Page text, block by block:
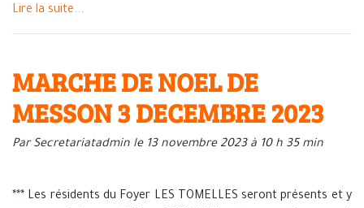
Lire la suite...
MARCHE DE NOEL DE
MESSON 3 DECEMBRE 2023
Par Secretariatadmin le 13 novembre 2023 à 10 h 35 min
*** Les résidents du Foyer LES TOMELLES seront présents et y